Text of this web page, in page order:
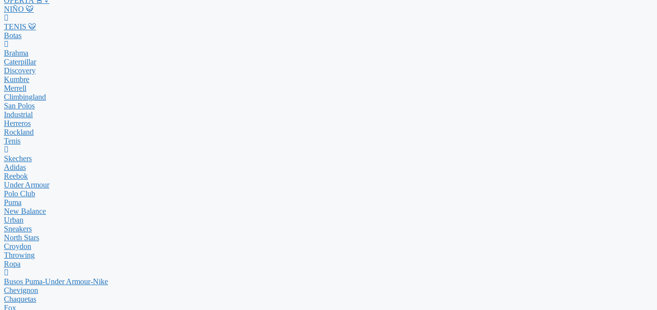
NIÑO 🐯
TENIS 🐯
Botas
Brahma
Caterpillar
Discovery
Kumbre
Merrell
Climbingland
San Polos
Industrial
Herreros
Rockland
Tenis
Skechers
Adidas
Reebok
Under Armour
Polo Club
Puma
New Balance
Urban
Sneakers
North Stars
Croydon
Throwing
Ropa
Busos Puma-Under Armour-Nike
Chevignon
Chaquetas
Fox